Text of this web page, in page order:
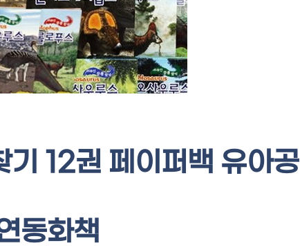
12권 페이퍼백 유아공
동화책